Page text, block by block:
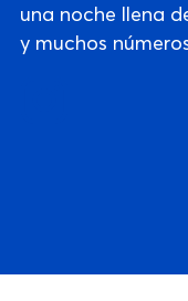
una noche llena
y muchos